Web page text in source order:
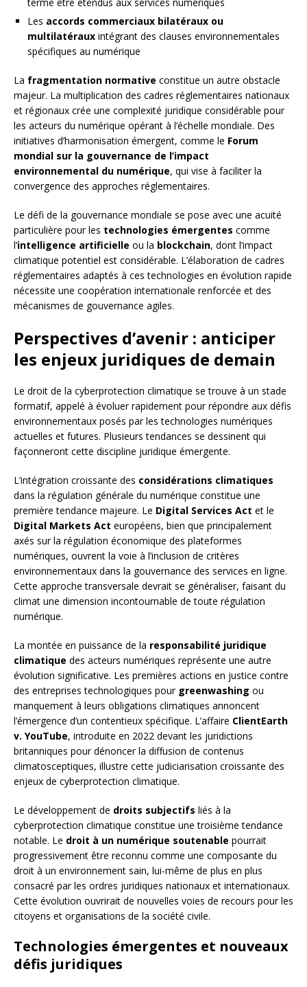
Les accords commerciaux bilatéraux ou
multilatéraux intégrant des clauses environnementales
spécifiques au numérique
La fragmentation normative constitue un autre obstacle
majeur. La multiplication des cadres réglementaires nationaux
et régionaux crée une complexité juridique considérable pour
les acteurs du numérique opérant à l’échelle mondiale. Des
initiatives d’harmonisation émergent, comme le Forum
mondial sur la gouvernance de l’impact
environnemental du numérique, qui vise à faciliter la
convergence des approches réglementaires.
Le défi de la gouvernance mondiale se pose avec une acuité
particulière pour les technologies émergentes comme
l’intelligence artificielle ou la blockchain, dont l’impact
climatique potentiel est considérable. L’élaboration de cadres
réglementaires adaptés à ces technologies en évolution rapide
nécessite une coopération internationale renforcée et des
mécanismes de gouvernance agiles.
Perspectives d’avenir : anticiper
les enjeux juridiques de demain
Le droit de la cyberprotection climatique se trouve à un stade
formatif, appelé à évoluer rapidement pour répondre aux défis
environnementaux posés par les technologies numériques
actuelles et futures. Plusieurs tendances se dessinent qui
façonneront cette discipline juridique émergente.
L’intégration croissante des considérations climatiques
dans la régulation générale du numérique constitue une
première tendance majeure. Le Digital Services Act et le
Digital Markets Act européens, bien que principalement
axés sur la régulation économique des plateformes
numériques, ouvrent la voie à l’inclusion de critères
environnementaux dans la gouvernance des services en ligne.
Cette approche transversale devrait se généraliser, faisant du
climat une dimension incontournable de toute régulation
numérique.
La montée en puissance de la responsabilité juridique
climatique des acteurs numériques représente une autre
évolution significative. Les premières actions en justice contre
des entreprises technologiques pour greenwashing ou
manquement à leurs obligations climatiques annoncent
l’émergence d’un contentieux spécifique. L’affaire ClientEarth
v. YouTube, introduite en 2022 devant les juridictions
britanniques pour dénoncer la diffusion de contenus
climatosceptiques, illustre cette judiciarisation croissante des
enjeux de cyberprotection climatique.
Le développement de droits subjectifs liés à la
cyberprotection climatique constitue une troisième tendance
notable. Le droit à un numérique soutenable pourrait
progressivement être reconnu comme une composante du
droit à un environnement sain, lui-même de plus en plus
consacré par les ordres juridiques nationaux et internationaux.
Cette évolution ouvrirait de nouvelles voies de recours pour les
citoyens et organisations de la société civile.
Technologies émergentes et nouveaux
défis juridiques